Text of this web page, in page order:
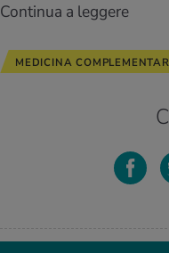
Continua a leggere
MEDICINA